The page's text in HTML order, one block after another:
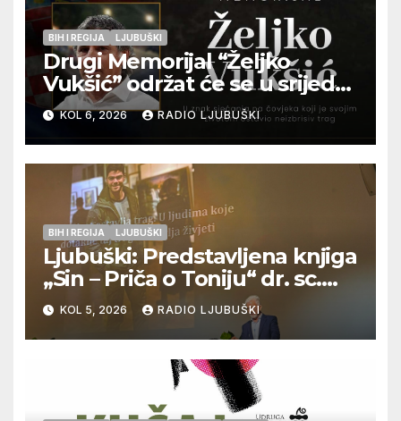
BIH I REGIJA LJUBUŠKI
Drugi Memorijal “Željko
Vukšić” održat će se u srijedu
12. kolovoza u Otoku
KOL 6, 2026 RADIO LJUBUŠKI
BIH I REGIJA LJUBUŠKI
Ljubuški: Predstavljena knjiga
„Sin – Priča o Toniju“ dr. sc.
Zdenka Hercega
KOL 5, 2026 RADIO LJUBUŠKI